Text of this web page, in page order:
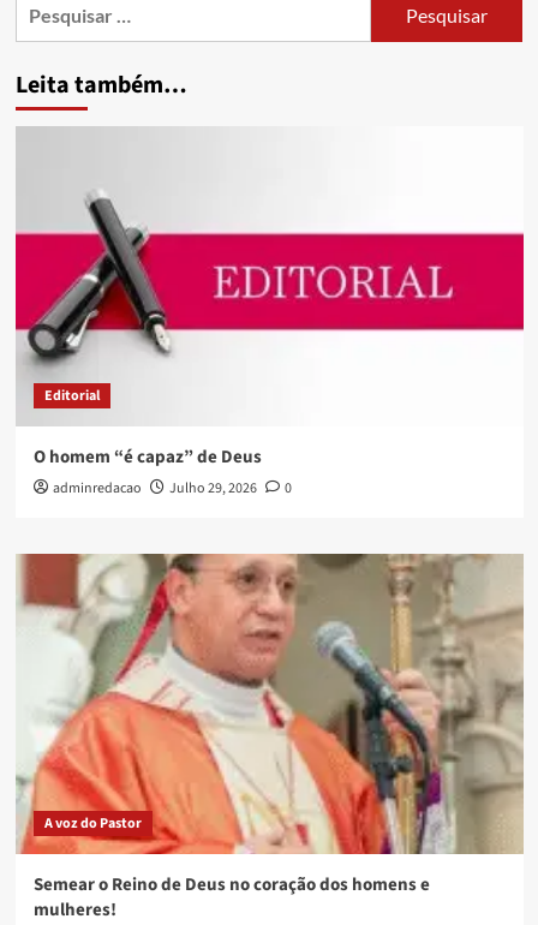
Leita também…
Editorial
O homem “é capaz” de Deus
adminredacao Julho 29, 2026 0
A voz do Pastor
Semear o Reino de Deus no coração dos homens e
mulheres!